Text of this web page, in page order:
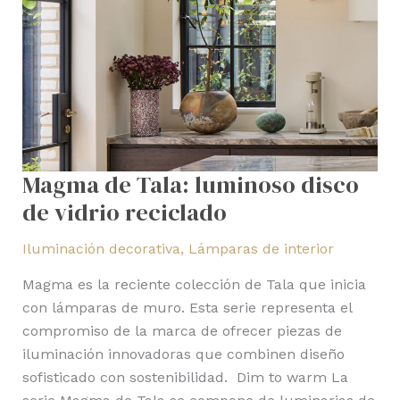
Magma de Tala: luminoso disco
de vidrio reciclado
Iluminación decorativa, Lámparas de interior
Magma es la reciente colección de Tala que inicia
con lámparas de muro. Esta serie representa el
compromiso de la marca de ofrecer piezas de
iluminación innovadoras que combinen diseño
sofisticado con sostenibilidad. Dim to warm La